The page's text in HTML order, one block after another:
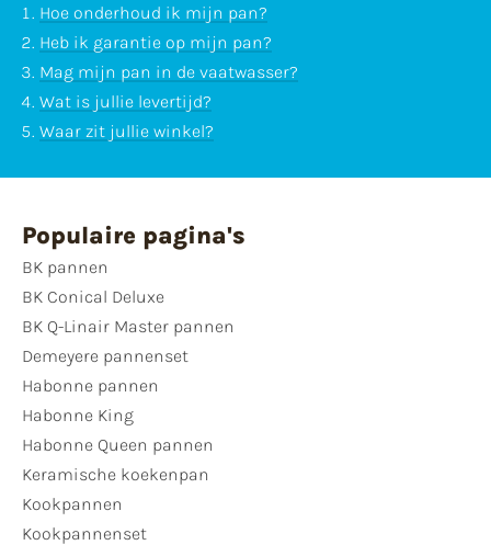
Hoe onderhoud ik mijn pan?
Heb ik garantie op mijn pan?
Mag mijn pan in de vaatwasser?
Wat is jullie levertijd?
Waar zit jullie winkel?
Populaire pagina's
BK pannen
BK Conical Deluxe
BK Q-Linair Master pannen
Demeyere pannenset
Habonne pannen
Habonne King
Habonne Queen pannen
Keramische koekenpan
Kookpannen
Kookpannenset